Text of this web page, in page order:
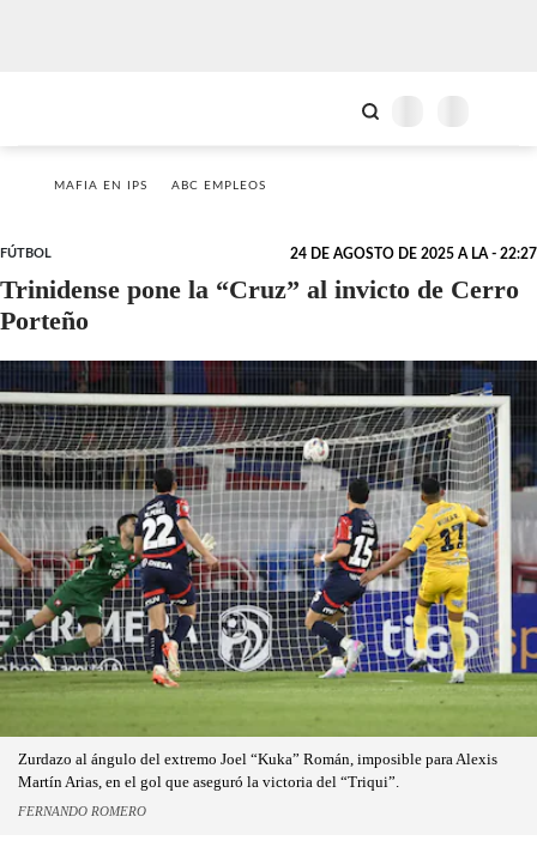
MAFIA EN IPS ABC EMPLEOS
FÚTBOL 24 DE AGOSTO DE 2025 A LA - 22:27
Trinidense pone la “Cruz” al invicto de Cerro
Porteño
Zurdazo al ángulo del extremo Joel “Kuka” Román, imposible para Alexis
Martín Arias, en el gol que aseguró la victoria del “Triqui”.
FERNANDO ROMERO